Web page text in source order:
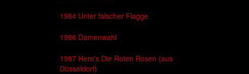
1984 Unter falscher Flagge
1986 Damenwahl
1987 Here's Die Roten Rosen (aus
Düsseldorf)